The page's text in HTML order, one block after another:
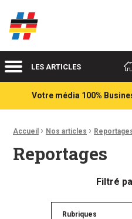
Acteurs du franco-allemand
MenuLES ARTICLES
Votre média 100%
Fil d'Ariane :
Accueil › Nos articles ›
Reportages
Filtré
Rubriques